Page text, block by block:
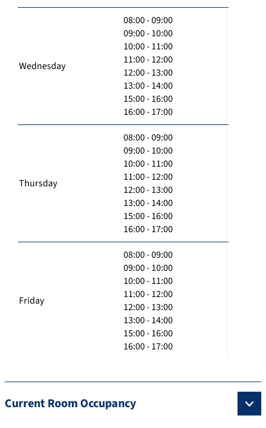
Wednesday
08:00 - 09:00
09:00 - 10:00
10:00 - 11:00
11:00 - 12:00
12:00 - 13:00
13:00 - 14:00
15:00 - 16:00
16:00 - 17:00
Thursday
08:00 - 09:00
09:00 - 10:00
10:00 - 11:00
11:00 - 12:00
12:00 - 13:00
13:00 - 14:00
15:00 - 16:00
16:00 - 17:00
Friday
08:00 - 09:00
09:00 - 10:00
10:00 - 11:00
11:00 - 12:00
12:00 - 13:00
13:00 - 14:00
15:00 - 16:00
16:00 - 17:00
Current Room Occupancy